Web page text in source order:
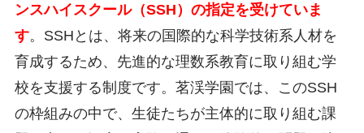
ンスハイスクール（SSH）の指定を受けていま
す。SSHとは、将来の国際的な科学技術系人材を
育成するため、先進的な理数系教育に取り組む学
校を支援する制度です。茗渓学園では、このSSH
の枠組みの中で、生徒たちが主体的に取り組む課